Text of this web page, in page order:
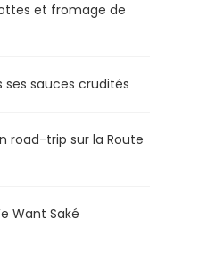
et fromage de
sauces crudités
road-trip sur la Route
Want Saké